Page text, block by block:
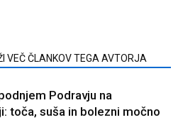
VEČ ČLANKOV TEGA AVTORJA
Podravju na
toča, suša in bolezni močno